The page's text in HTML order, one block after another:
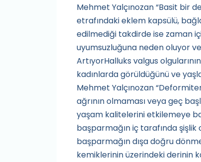
Mehmet Yalçınozan “Basit bir
etrafındaki eklem kapsülü,
edilmediği takdirde ise zaman
uyumsuzluğuna neden oluyor
ArtıyorHalluks valgus
kadınlarda görüldüğünü ve
Mehmet Yalçınozan
ağrının olmaması veya geç
yaşam kalitelerini etkilemeye
başparmağın iç tarafında şişlik
başparmağın dışa doğru
kemiklerinin üzerindeki derinin